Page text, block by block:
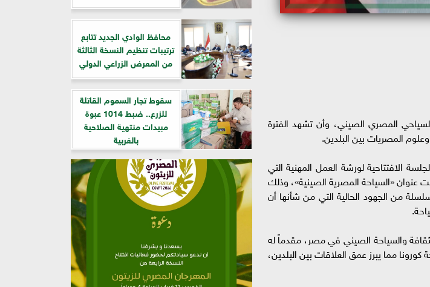
المصري الصيني، وأن تشهد الفترة
المصريات بين البلدين.
الافتتاحية لورشة العمل المهنية التي
عنوان «السياحة المصرية الصينية»، وذلك
من الجهود الحالية التي من شأنها أن
والسياحة الصيني في مصر، مقدماً له
مما يبرز عمق العلاقات بين البلدين،
​محافظ الوادي الجديد تتابع
ترتيبات تنظيم النسخة الثالثة
من المعرض الزراعي الدولي
سقوط تجار السموم القاتلة
للزرع.. ضبط 1014 عبوة
مبيدات منتهية الصلاحية
بالغربية